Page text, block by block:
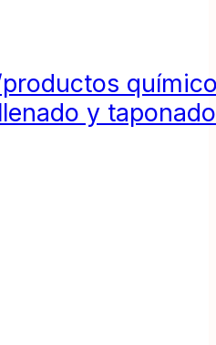
y taponado